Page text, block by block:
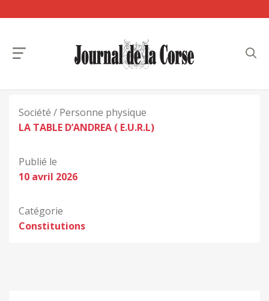
Société / Personne physique
LA TABLE D’ANDREA ( E.U.R.L)
Publié le
10 avril 2026
Catégorie
Constitutions